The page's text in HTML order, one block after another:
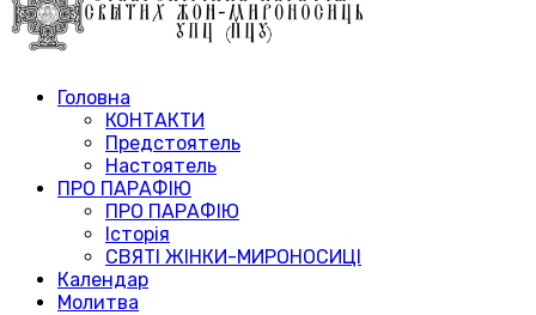
Головна
КОНТАКТИ
Предстоятель
Настоятель
ПРО ПАРАФІЮ
ПРО ПАРАФІЮ
Історія
СВЯТІ ЖІНКИ-МИРОНОСИЦІ
Календар
Молитва